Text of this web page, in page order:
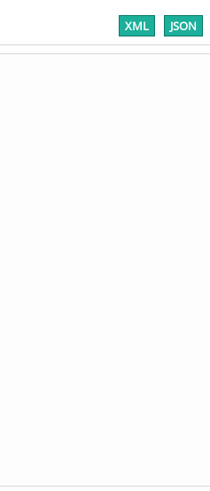
XML JSON